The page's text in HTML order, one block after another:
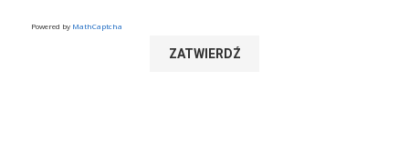
Powered by MathCaptcha